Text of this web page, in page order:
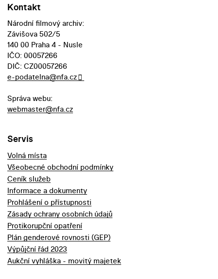
Kontakt
Národní filmový archiv:
Závišova 502/5
140 00 Praha 4 - Nusle
IČO: 00057266
DIČ: CZ00057266
e-podatelna@nfa.cz
Správa webu:
webmaster@nfa.cz
Servis
Volná místa
Všeobecné obchodní podmínky
Ceník služeb
Informace a dokumenty
Prohlášení o přístupnosti
Zásady ochrany osobních údajů
Protikorupční opatření
Plán genderové rovnosti (GEP)
Výpůjční řád 2023
Aukční vyhláška - movitý majetek